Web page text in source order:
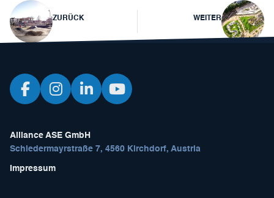
Beitragsnavigation
ZURÜCK WEITER
Alliance ASE GmbH
Schiedermayrstraße 7, 4560 Kirchdorf, Austria
Impressum